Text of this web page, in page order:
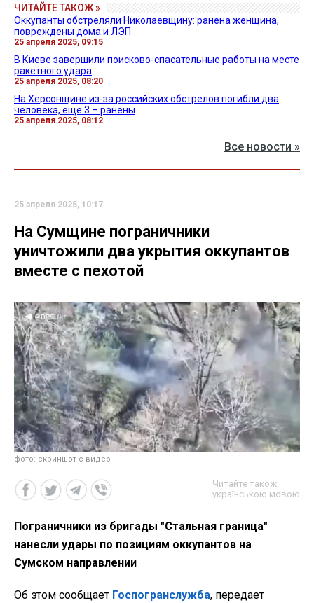
ЧИТАЙТЕ ТАКОЖ »
Оккупанты обстреляли Николаевщину: ранена женщина,
повреждены дома и ЛЭП
25 апреля 2025, 09:15
В Киеве завершили поисково-спасательные работы на месте
ракетного удара
25 апреля 2025, 08:20
На Херсонщине из-за российских обстрелов погибли два
человека, еще 3 – ранены
25 апреля 2025, 08:12
Все новости »
25 апреля 2025, 10:17
На Сумщине пограничники
уничтожили два укрытия оккупантов
вместе с пехотой
фото: скриншот с видео
Читайте також
українською мовою
Пограничники из бригады "Стальная граница"
нанесли удары по позициям оккупантов на
Сумском направлении
Об этом сообщает Госпогранслужба, передает